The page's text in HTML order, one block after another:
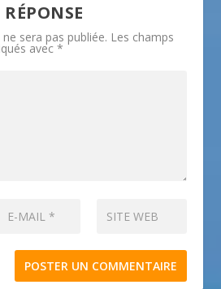
sera pas publiée. Les champs
avec*